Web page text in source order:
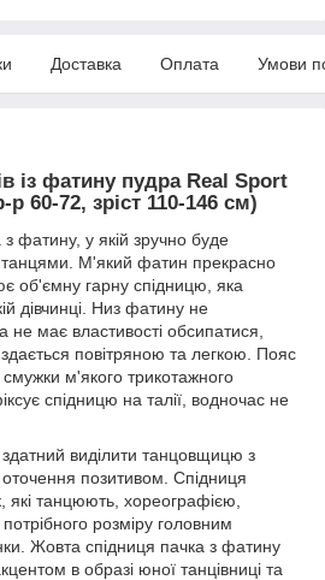
Доставка Оплата Умови
із фатину пудра Real Sport
60-72, зріст 110-146 см)
фатину, у якій зручно буде
М'який фатин прекрасно
об'ємну гарну спідницю, яка
дівчинці. Низ фатину не
має властивості обсипатися,
повітряною та легкою. Пояс
смужки м'якого трикотажного
спідницю на талії, водночас не
здатний виділити танцовщицю з
оточення позитивом. Спідниця
які танцюють, хореографією,
розміру головним
Жовта спідниця пачка з фатину
в образі юної танцівниці та